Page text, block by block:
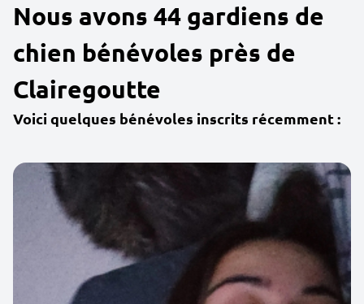
Nous avons 44 gardiens de
chien bénévoles près de
Clairegoutte
Voici quelques bénévoles inscrits récemment :